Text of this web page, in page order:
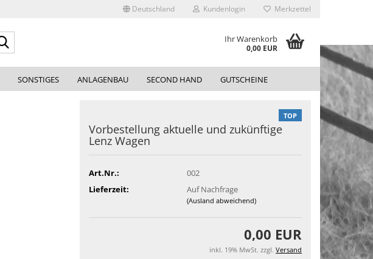
Deutschland Kundenlogin Merkzettel
Ihr Warenkorb
0,00 EUR
SONSTIGES ANLAGENBAU SECOND HAND GUTSCHEINE
TOP
Vorbestellung aktuelle und zukünftige
Lenz Wagen
Art.Nr.:
002
Lieferzeit:
Auf Nachfrage
(Ausland abweichend)
0,00 EUR
inkl. 19% MwSt. zzgl. Versand